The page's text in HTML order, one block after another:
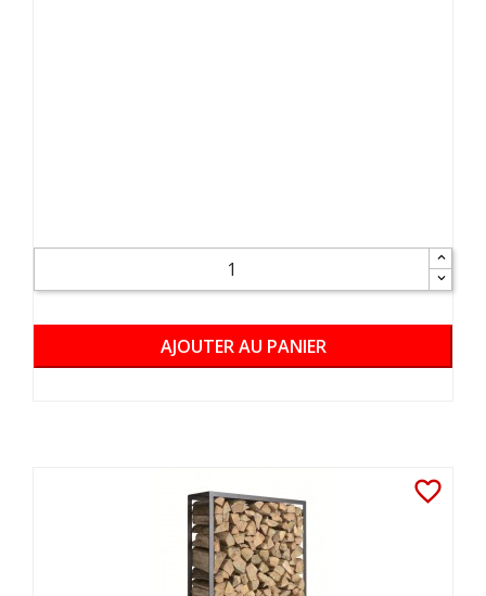
AJOUTER AU PANIER
favorite_border